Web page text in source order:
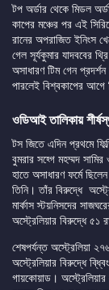
টপ অর্ডার থেকে মিডল
কাপের মঞ্চের পর এই
রানের অপরাজিত ইনিংস
গেল সূর্যকুমার যাদববের
অসাধারণ টিম গেন
পারলেই বিশ্বকাপের আগে
ওডিআই তালিকায়
টস জিতে এদিন প্রথমে
বুমরার সহ্গে মহম্মদ
হাতে অসাধারণ ফর্মে
তিনি। তাঁর বিরুদ্ধে
মার্কাস স্টয়নিসদের
অস্ট্রেলিয়ার বিরুদ্ধে ৫১
শেষপর্যন্ত অস্ট্রেলিয়া
অস্ট্রেলিয়ার বিরুদ্ধে
গায়কোয়াড।